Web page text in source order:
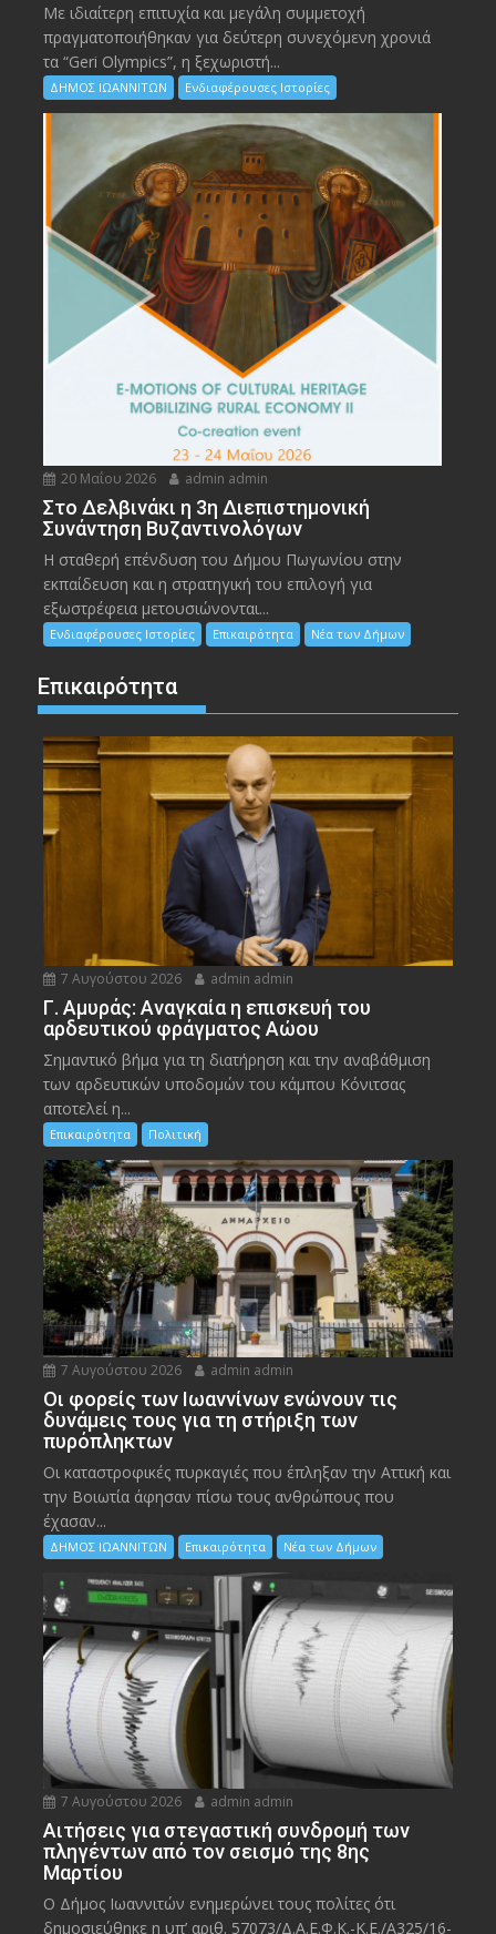
Με ιδιαίτερη επιτυχία και μεγάλη συμμετοχή
πραγματοποιήθηκαν για δεύτερη συνεχόμενη χρονιά
τα “Geri Olympics”, η ξεχωριστή...
ΔΗΜΟΣ ΙΩΑΝΝΙΤΩΝ Ενδιαφέρουσες Ιστορίες
20 Μαΐου 2026 admin admin
Στο Δελβινάκι η 3η Διεπιστημονική
Συνάντηση Βυζαντινολόγων
Η σταθερή επένδυση του Δήμου Πωγωνίου στην
εκπαίδευση και η στρατηγική του επιλογή για
εξωστρέφεια μετουσιώνονται...
Ενδιαφέρουσες Ιστορίες Επικαιρότητα Νέα των Δήμων
Επικαιρότητα
7 Αυγούστου 2026 admin admin
Γ. Αμυράς: Αναγκαία η επισκευή του
αρδευτικού φράγματος Αώου
Σημαντικό βήμα για τη διατήρηση και την αναβάθμιση
των αρδευτικών υποδομών του κάμπου Κόνιτσας
αποτελεί η...
Επικαιρότητα Πολιτική
7 Αυγούστου 2026 admin admin
Οι φορείς των Ιωαννίνων ενώνουν τις
δυνάμεις τους για τη στήριξη των
πυρόπληκτων
Οι καταστροφικές πυρκαγιές που έπληξαν την Αττική και
την Bοιωτία άφησαν πίσω τους ανθρώπους που
έχασαν...
ΔΗΜΟΣ ΙΩΑΝΝΙΤΩΝ Επικαιρότητα Νέα των Δήμων
7 Αυγούστου 2026 admin admin
Αιτήσεις για στεγαστική συνδρομή των
πληγέντων από τον σεισμό της 8ης
Μαρτίου
Ο Δήμος Ιωαννιτών ενημερώνει τους πολίτες ότι
δημοσιεύθηκε η υπ’ αριθ. 57073/Δ.Α.Ε.Φ.Κ.-Κ.Ε./Α325/16-